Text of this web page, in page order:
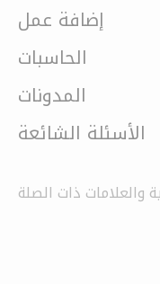
إضافة عمل
الحاسبات
المدونات
الأسئلة الشائعة
والعلامات ذات الصلة